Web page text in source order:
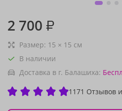
2 700 ₽
Размер: 15 × 15 см
В наличии
Доставка в г. Балашиха:
1171 Отзывов